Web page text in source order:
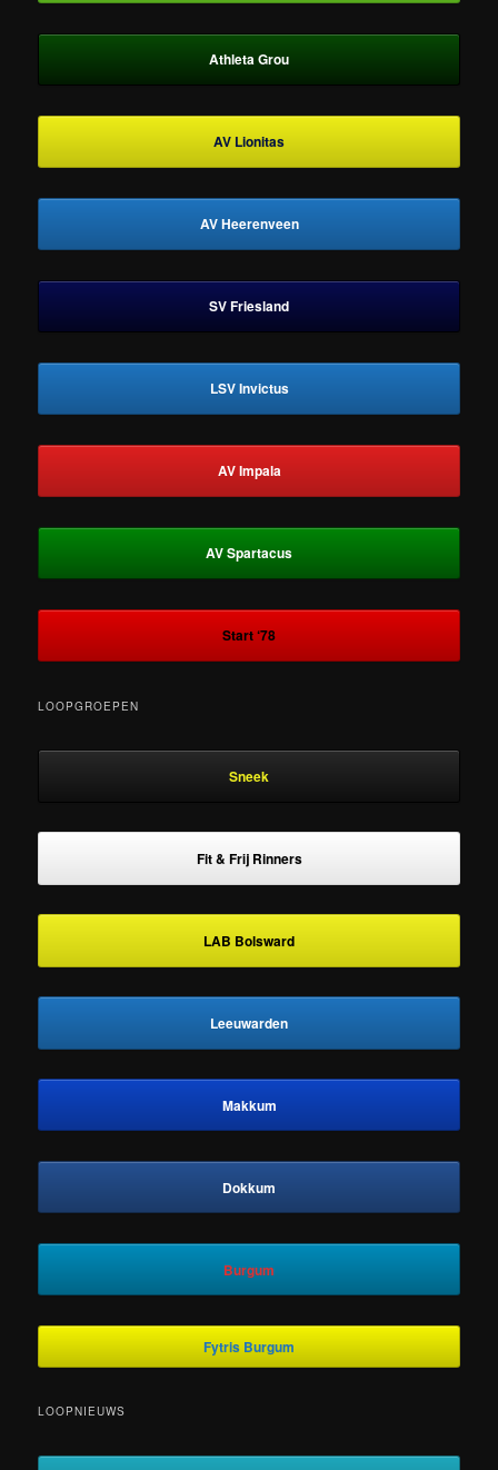
Athleta Grou
AV Lionitas
AV Heerenveen
SV Friesland
LSV Invictus
AV Impala
AV Spartacus
Start ‘78
LOOPGROEPEN
Sneek
Fit & Frij Rinners
LAB Bolsward
Leeuwarden
Makkum
Dokkum
Burgum
Fytris Burgum
LOOPNIEUWS